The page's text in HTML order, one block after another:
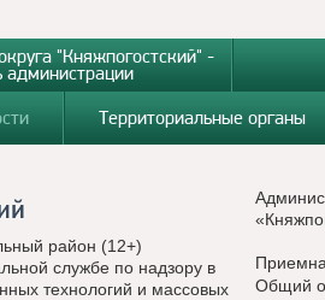
"Княжпогостский" -
администрации
Территориальные органы
район (12+)
службе по надзору в
технологий и массовых
Общий